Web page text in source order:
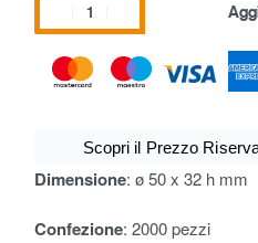
Scopri il Prezzo
Dimensione: ø 50 x 32 h mm
Confezione: 2000 pezzi